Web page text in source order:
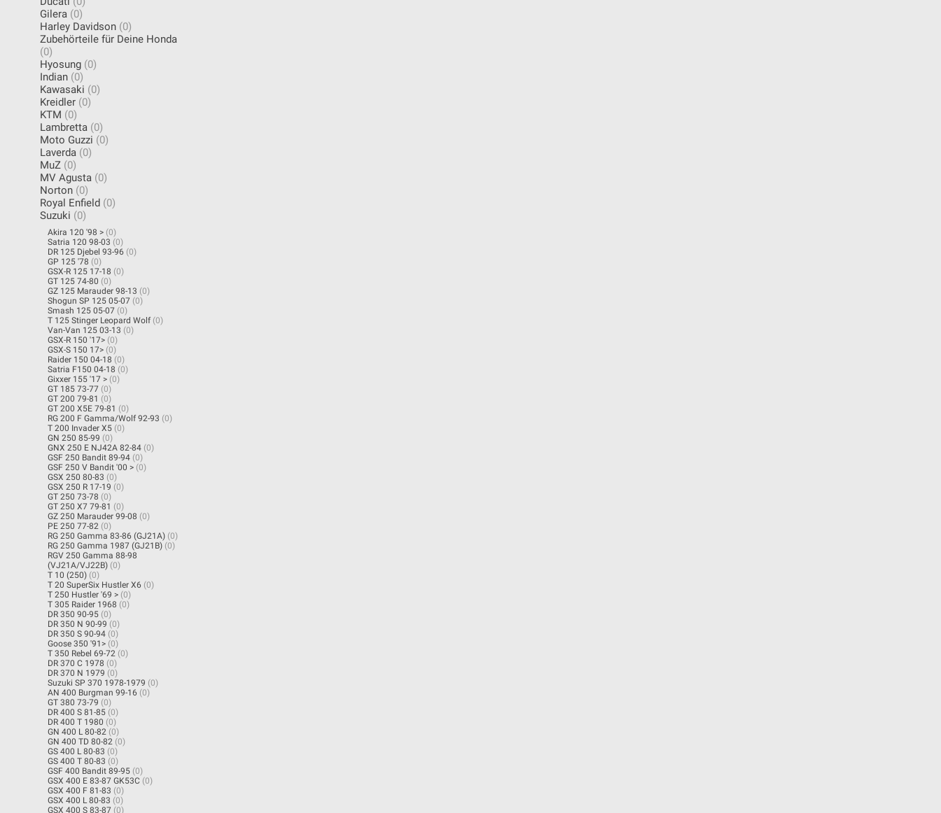
Gilera (0)
Harley Davidson (0)
Zubehörteile für Deine Honda
(0)
Hyosung (0)
Indian (0)
Kawasaki (0)
Kreidler (0)
KTM (0)
Lambretta (0)
Moto Guzzi (0)
Laverda (0)
MuZ (0)
MV Agusta (0)
Norton (0)
Royal Enfield (0)
Suzuki (0)
Akira 120 '98 > (0)
Satria 120 98-03 (0)
DR 125 Djebel 93-96 (0)
GP 125 '78 (0)
GSX-R 125 17-18 (0)
GT 125 74-80 (0)
GZ 125 Marauder 98-13 (0)
Shogun SP 125 05-07 (0)
Smash 125 05-07 (0)
T 125 Stinger Leopard Wolf (0)
Van-Van 125 03-13 (0)
GSX-R 150 '17> (0)
GSX-S 150 17> (0)
Raider 150 04-18 (0)
Satria F150 04-18 (0)
Gixxer 155 '17 > (0)
GT 185 73-77 (0)
GT 200 79-81 (0)
GT 200 X5E 79-81 (0)
RG 200 F Gamma/Wolf 92-93 (0)
T 200 Invader X5 (0)
GN 250 85-99 (0)
GNX 250 E NJ42A 82-84 (0)
GSF 250 Bandit 89-94 (0)
GSF 250 V Bandit '00 > (0)
GSX 250 80-83 (0)
GSX 250 R 17-19 (0)
GT 250 73-78 (0)
GT 250 X7 79-81 (0)
GZ 250 Marauder 99-08 (0)
PE 250 77-82 (0)
RG 250 Gamma 83-86 (GJ21A) (0)
RG 250 Gamma 1987 (GJ21B) (0)
RGV 250 Gamma 88-98
(VJ21A/VJ22B) (0)
T 10 (250) (0)
T 20 SuperSix Hustler X6 (0)
T 250 Hustler '69 > (0)
T 305 Raider 1968 (0)
DR 350 90-95 (0)
DR 350 N 90-99 (0)
DR 350 S 90-94 (0)
Goose 350 '91> (0)
T 350 Rebel 69-72 (0)
DR 370 C 1978 (0)
DR 370 N 1979 (0)
Suzuki SP 370 1978-1979 (0)
AN 400 Burgman 99-16 (0)
GT 380 73-79 (0)
DR 400 S 81-85 (0)
DR 400 T 1980 (0)
GN 400 L 80-82 (0)
GN 400 TD 80-82 (0)
GS 400 L 80-83 (0)
GS 400 T 80-83 (0)
GSF 400 Bandit 89-95 (0)
GSX 400 E 83-87 GK53C (0)
GSX 400 F 81-83 (0)
GSX 400 L 80-83 (0)
GSX 400 S 83-87 (0)